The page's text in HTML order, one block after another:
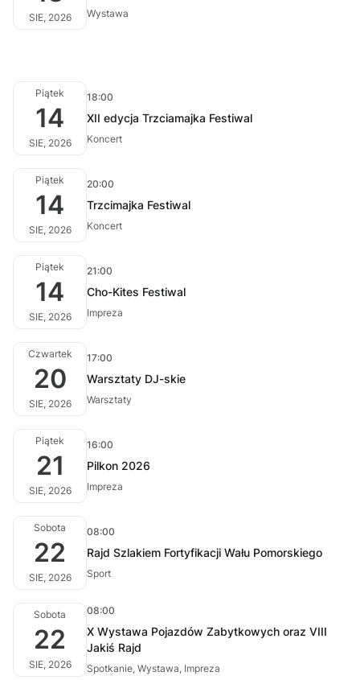
SIE, 2026 Wystawa
Piątek
14
SIE, 2026
18:00
XII edycja Trzciamajka Festiwal
Koncert
Piątek
14
SIE, 2026
20:00
Trzcimajka Festiwal
Koncert
Piątek
14
SIE, 2026
21:00
Cho-Kites Festiwal
Impreza
Czwartek
20
SIE, 2026
17:00
Warsztaty DJ-skie
Warsztaty
Piątek
21
SIE, 2026
16:00
Pilkon 2026
Impreza
Sobota
22
SIE, 2026
08:00
Rajd Szlakiem Fortyfikacji Wału Pomorskiego
Sport
Sobota
22
SIE, 2026
08:00
X Wystawa Pojazdów Zabytkowych oraz VIII
Jakiś Rajd
Spotkanie, Wystawa, Impreza